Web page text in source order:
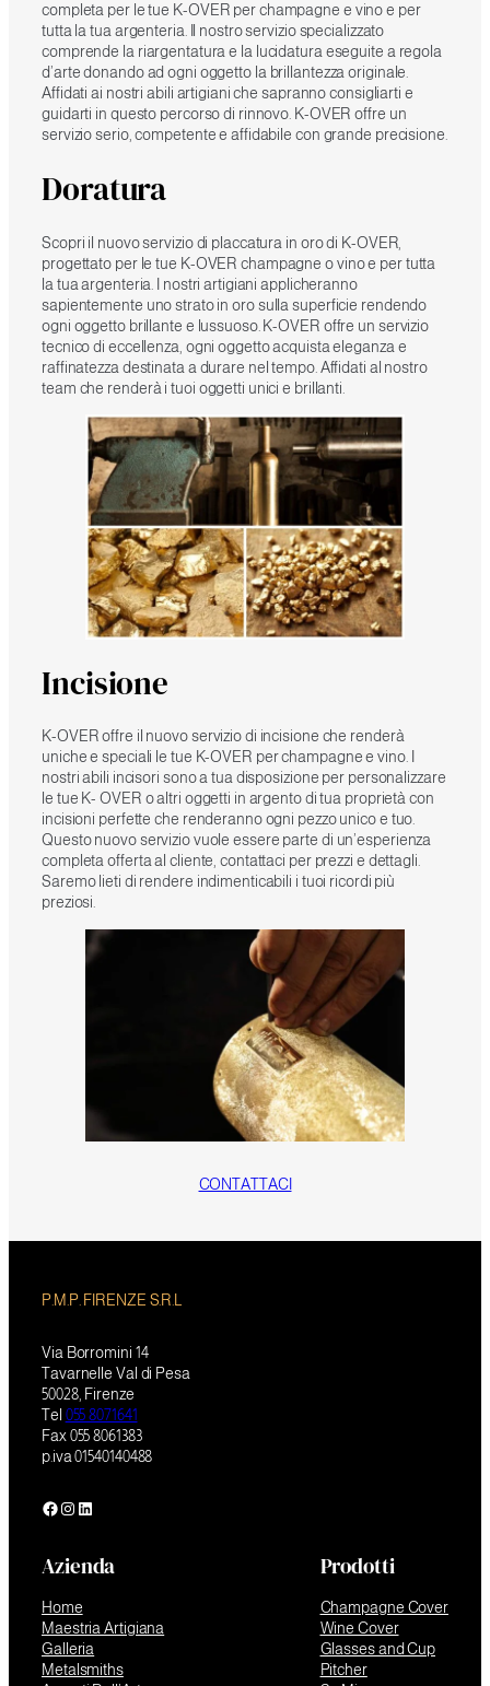
completa per le tue K-OVER per champagne e vino e per
tutta la tua argenteria. Il nostro servizio specializzato
comprende la riargentatura e la lucidatura eseguite a regola
d’arte donando ad ogni oggetto la brillantezza originale.
Affidati ai nostri abili artigiani che sapranno consigliarti e
guidarti in questo percorso di rinnovo. K-OVER offre un
servizio serio, competente e affidabile con grande precisione.
Doratura
Scopri il nuovo servizio di placcatura in oro di K-OVER,
progettato per le tue K-OVER champagne o vino e per tutta
la tua argenteria. I nostri artigiani applicheranno
sapientemente uno strato in oro sulla superficie rendendo
ogni oggetto brillante e lussuoso. K-OVER offre un servizio
tecnico di eccellenza, ogni oggetto acquista eleganza e
raffinatezza destinata a durare nel tempo. Affidati al nostro
team che renderà i tuoi oggetti unici e brillanti.
Incisione
K-OVER offre il nuovo servizio di incisione che renderà
uniche e speciali le tue K-OVER per champagne e vino. I
nostri abili incisori sono a tua disposizione per personalizzare
le tue K- OVER o altri oggetti in argento di tua proprietà con
incisioni perfette che renderanno ogni pezzo unico e tuo.
Questo nuovo servizio vuole essere parte di un’esperienza
completa offerta al cliente, contattaci per prezzi e dettagli.
Saremo lieti di rendere indimenticabili i tuoi ricordi più
preziosi.
CONTATTACI
P.M.P. FIRENZE S.R.L
Via Borromini 14
Tavarnelle Val di Pesa
50028, Firenze
Tel 055 8071641
Fax 055 8061383
p.iva 01540140488
Facebook
Instagram
LinkedIn
Azienda
Home
Maestria Artigiana
Galleria
Metalsmiths
Prodotti
Champagne Cover
Wine Cover
Glasses and Cup
Pitcher